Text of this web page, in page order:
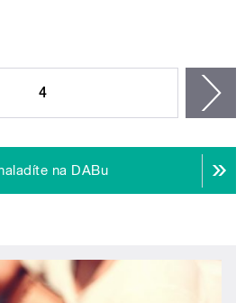
4
na DABu